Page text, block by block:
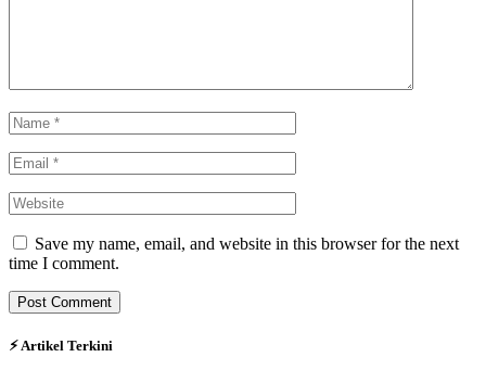
Save my name, email, and website in this browser for the next
time I comment.
⚡︎ Artikel Terkini